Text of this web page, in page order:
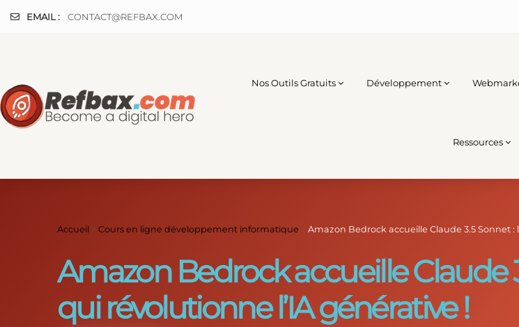
EMAIL : CONTACT@REFBAX.COM
Nos Outils Gratuits Développement
Ressources
Accueil > Cours en ligne développement informatique > Amazon Bedrock accueille Claude 3.5 Sonnet
Amazon Bedrock accueille Claude
qui révolutionne l’IA générative !